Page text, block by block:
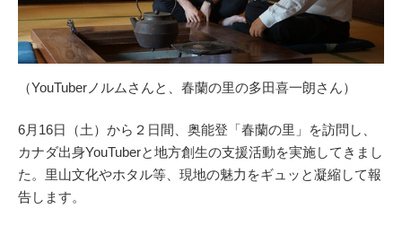
（YouTuberノルムさんと、春蘭の里の多田喜一朗さん）
6月16日（土）から２日間、奥能登「春蘭の里」を訪問し、
カナダ出身YouTuberと地方創生の支援活動を実施してきまし
た。里山文化やホタル等、現地の魅力をギュッと凝縮して報
告します。